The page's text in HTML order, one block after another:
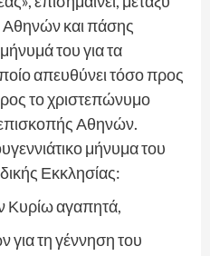
και πάσης
του για τα
απευθύνει τόσο προς
το χριστεπώνυμο
Αθηνών.
μήνυμα του
Εκκλησίας:
Κυρίω αγαπητά,
για τη γέννηση του